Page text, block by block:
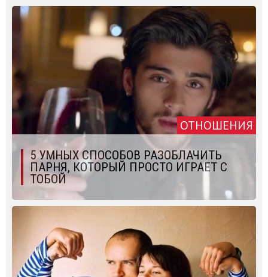
ОТНОШЕНИЯ
5 УМНЫХ СПОСОБОВ РАЗОБЛАЧИТЬ
ПАРНЯ, КОТОРЫЙ ПРОСТО ИГРАЕТ С
ТОБОЙ